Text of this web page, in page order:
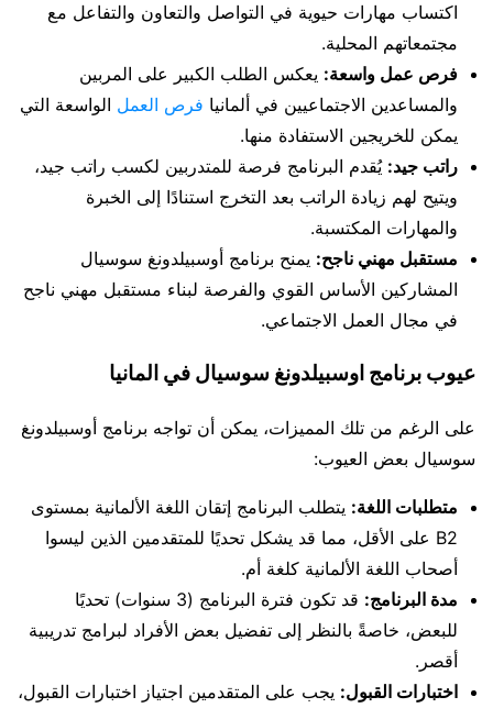
اكتساب مهارات حيوية في التواصل والتعاون والتفاعل مع
مجتمعاتهم المحلية.
فرص عمل واسعة: يعكس الطلب الكبير على المربين
والمساعدين الاجتماعيين في ألمانيا فرص العمل الواسعة التي
يمكن للخريجين الاستفادة منها.
راتب جيد: يُقدم البرنامج فرصة للمتدربين لكسب راتب جيد،
ويتيح لهم زيادة الراتب بعد التخرج استنادًا إلى الخبرة
والمهارات المكتسبة.
مستقبل مهني ناجح: يمنح برنامج أوسبيلدونغ سوسيال
المشاركين الأساس القوي والفرصة لبناء مستقبل مهني ناجح
في مجال العمل الاجتماعي.
عيوب برنامج اوسبيلدونغ سوسيال في المانيا
على الرغم من تلك المميزات، يمكن أن تواجه برنامج أوسبيلدونغ
سوسيال بعض العيوب:
متطلبات اللغة: يتطلب البرنامج إتقان اللغة الألمانية بمستوى
B2 على الأقل، مما قد يشكل تحديًا للمتقدمين الذين ليسوا
أصحاب اللغة الألمانية كلغة أم.
مدة البرنامج:
قد تكون فترة البرنامج (3 سنوات) تحديًا
للبعض، خاصةً بالنظر إلى تفضيل بعض الأفراد لبرامج تدريبية
أقصر.
اختبارات القبول: يجب على المتقدمين اجتياز اختبارات القبول،